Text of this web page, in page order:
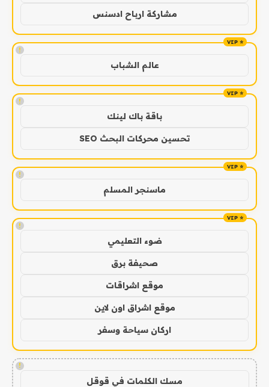
مشاركة ارباح ادسنس
!
عالم الشباب
!
باقة باك لينك
تحسين محركات البحث SEO
!
ماسنجر المسلم
!
ضوء التعليمي
صحيفة برق
موقع اشراقات
موقع اشراق اون لاين
اركان سياحة وسفر
!
مسك الكلمات في قوقل